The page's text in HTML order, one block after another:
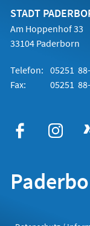
STADT
Am Hoppenhof 33
33104 Paderborn
Telefon: 05251
Fax:
05251